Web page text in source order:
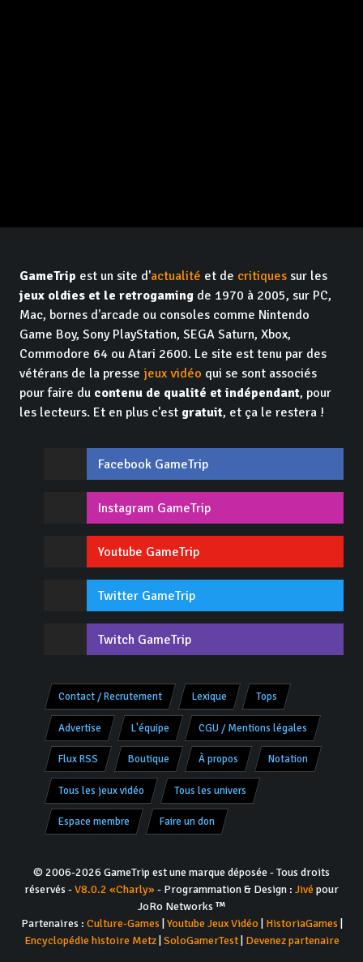
GameTrip est un site d'actualité et de critiques sur les
jeux oldies et le retrogaming de 1970 à 2005, sur PC,
Mac, bornes d'arcade ou consoles comme Nintendo
Game Boy, Sony PlayStation, SEGA Saturn, Xbox,
Commodore 64 ou Atari 2600. Le site est tenu par des
vétérans de la presse jeux vidéo qui se sont associés
pour faire du contenu de qualité et indépendant, pour
les lecteurs. Et en plus c'est gratuit, et ça le restera !
Facebook GameTrip
Instagram GameTrip
Youtube GameTrip
Twitter GameTrip
Twitch GameTrip
Contact / Recrutement Lexique Tops
Advertise L'équipe CGU / Mentions légales
Flux RSS Boutique À propos Notation
Tous les jeux vidéo Tous les univers
Espace membre Faire un don
© 2006-2026 GameTrip est une marque déposée - Tous droits
réservés -V8.0.2 «Charly»- Programmation & Design : Jivépour
JoRo Networks ™
Partenaires : Culture-Games Youtube Jeux Vidéo| HistoriaGames
Encyclopédie histoire Metz| SoloGamerTest| Devenez partenaire